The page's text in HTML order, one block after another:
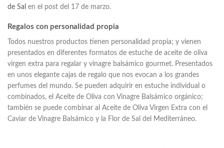
de Sal en el post del 17 de marzo.
Regalos con personalidad propia
Todos nuestros productos tienen personalidad propia; y vienen
presentados en diferentes formatos de estuche de aceite de oliva
virgen extra para regalar y vinagre balsámico gourmet. Presentados
en unos elegante cajas de regalo que nos evocan a los grandes
perfumes del mundo. Se pueden adquirir en estuche individual o
combinados, el Aceite de Oliva con Vinagre Balsámico orgánico;
también se puede combinar al Aceite de Oliva Virgen Extra con el
Caviar de Vinagre Balsámico y la Flor de Sal del Mediterráneo.